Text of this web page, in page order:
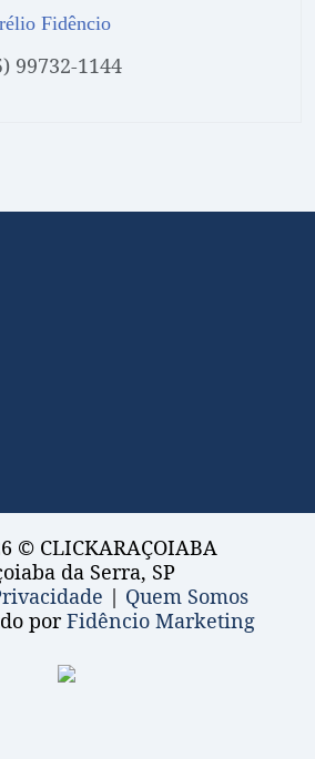
Fidêncio
99732-1144
© CLICKARAÇOIABA
da Serra, SP
| Quem Somos
porFidêncio Marketing